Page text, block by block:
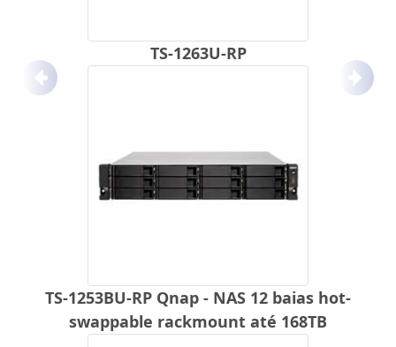
TS-1263U-RP
TS-1253BU-RP Qnap - NAS 12 baias hot-
swappable rackmount até 168TB
Anterior